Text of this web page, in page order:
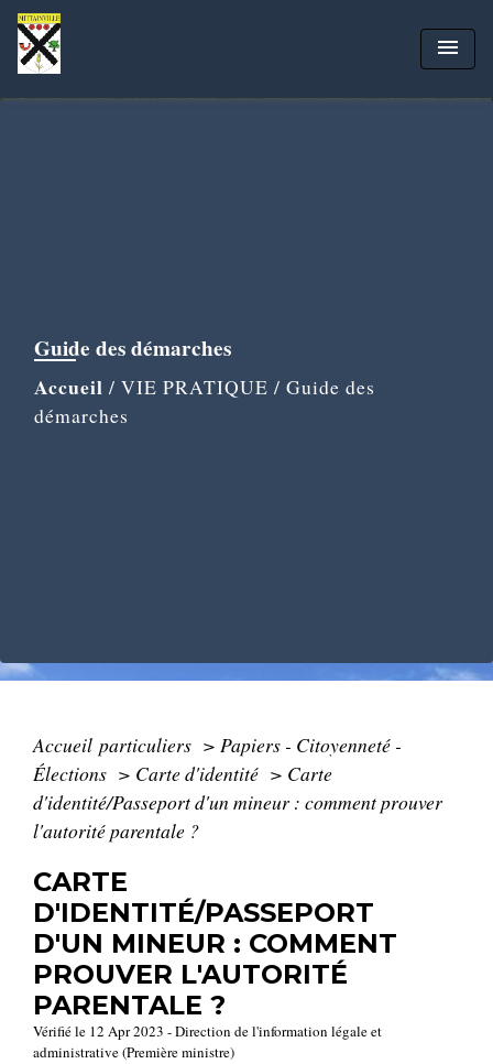
menu
Guide des démarches
Accueil / VIE PRATIQUE / Guide des
démarches
Accueil particuliers > Papiers - Citoyenneté -
Élections > Carte d'identité > Carte
d'identité/Passeport d'un mineur : comment prouver
l'autorité parentale ?
CARTE
D'IDENTITÉ/PASSEPORT
D'UN MINEUR : COMMENT
PROUVER L'AUTORITÉ
PARENTALE ?
Vérifié le 12 Apr 2023 - Direction de l'information légale et
administrative (Première ministre)